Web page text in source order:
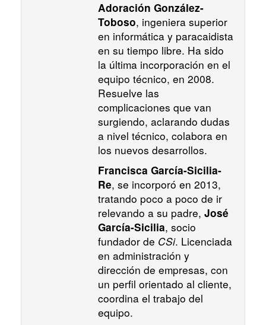
Adoración González-
Toboso, ingeniera superior
en informática y paracaidista
en su tiempo libre. Ha sido
la última incorporación en el
equipo técnico, en 2008.
Resuelve las
complicaciones que van
surgiendo, aclarando dudas
a nivel técnico, colabora en
los nuevos desarrollos.
Francisca García-Sicilia-
Re, se incorporó en 2013,
tratando poco a poco de ir
relevando a su padre, José
García-Sicilia, socio
fundador de CSi. Licenciada
en administración y
dirección de empresas, con
un perfil orientado al cliente,
coordina el trabajo del
equipo.